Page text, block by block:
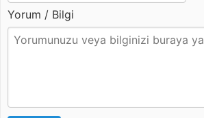
Yorum / Bilgi